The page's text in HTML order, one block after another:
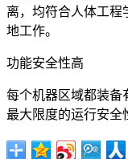
离，均符合人体工程
地工作。
功能安全性高
每个机器区域都装备
最大限度的运行安全